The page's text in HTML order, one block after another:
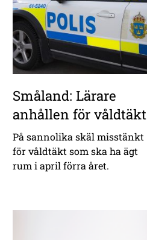
Småland: Lärare
anhållen för våldtäkt
På sannolika skäl misstänkt
för våldtäkt som ska ha ägt
rum i april förra året.